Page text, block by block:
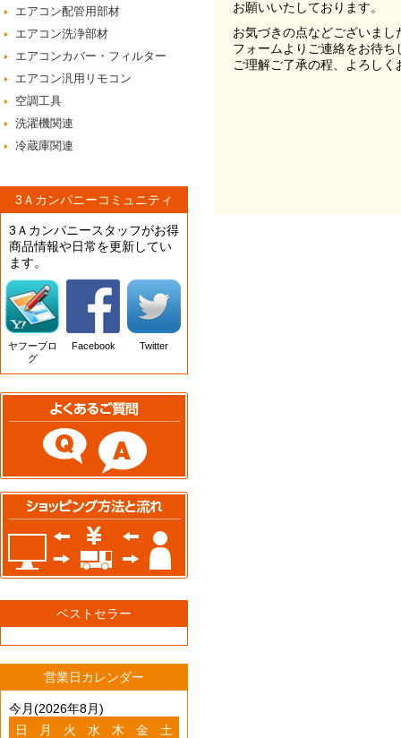
エアコン配管用部材
エアコン洗浄部材
エアコンカバー・フィルター
エアコン汎用リモコン
空調工具
洗濯機関連
冷蔵庫関連
3Ａカンパニーコミュニティ
3Ａカンパニースタッフがお得
商品情報や日常を更新してい
ます。
ヤフーブロ
グ
Facebook Twitter
ベストセラー
営業日カレンダー
今月(2026年8月)
日
月 火 水 木 金
土
お願いいたしております。
お気づきの点などございま
フォームよりご連絡をお待ち
ご理解ご了承の程、よろし